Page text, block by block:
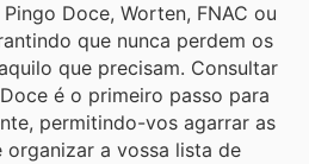
Doce, Worten, FNAC ou
que nunca perdem os
que precisam. Consultar
é o primeiro passo para
permitindo-vos agarrar as
organizar a vossa lista de